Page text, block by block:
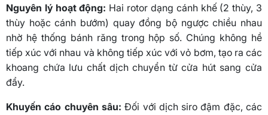
Nguyên lý hoạt động: Hai rotor dạng cánh khế (2 thùy, 3
thùy hoặc cánh bướm) quay đồng bộ ngược chiều nhau
nhờ hệ thống bánh răng trong hộp số. Chúng không hề
tiếp xúc với nhau và không tiếp xúc với vỏ bơm, tạo ra các
khoang chứa lưu chất dịch chuyển từ cửa hút sang cửa
đẩy.
Khuyến cáo chuyên sâu: Đối với dịch siro đậm đặc, các